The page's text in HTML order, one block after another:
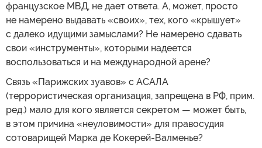
французское МВД, не дает ответа. А, может, просто
не намерено выдавать «своих», тех, кого «крышует»
с далеко идущими замыслами? Не намерено сдавать
свои «инструменты», которыми надеется
воспользоваться и на международной арене?
Связь «Парижских зуавов» с АСАЛА
(террористическая организация, запрещена в РФ, прим.
ред.) мало для кого является секретом — может быть,
в этом причина «неуловимости» для правосудия
сотоварищей Марка де Кокерей-Валменье?